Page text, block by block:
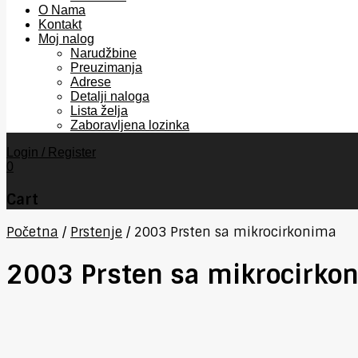
O Nama
Kontakt
Moj nalog
Narudžbine
Preuzimanja
Adrese
Detalji naloga
Lista želja
Zaboravljena lozinka
Login / Register
0
Cart
Početna / Prstenje / 2003 Prsten sa mikrocirkonima
2003 Prsten sa